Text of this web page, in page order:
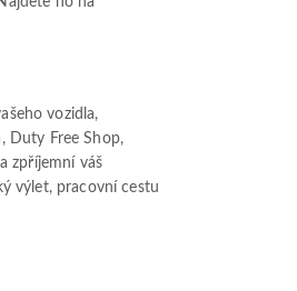
vozidla,
Duty Free Shop,
zpříjemní váš
výlet, pracovní cestu